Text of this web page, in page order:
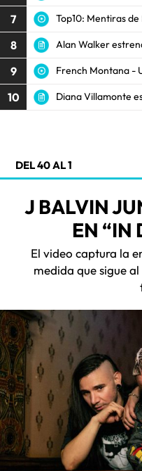
7 Top10: Mentiras de
8 Alan Walker
9 French Montana -
10 Diana Villamonte
DEL 40 AL 1
J BALVIN
EN “IN
El video captura la
medida que sigue